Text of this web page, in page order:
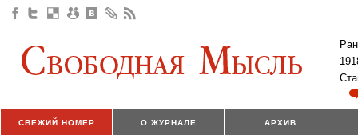
СВЕЖИЙ НОМЕР О ЖУРНАЛЕ АРХИВ